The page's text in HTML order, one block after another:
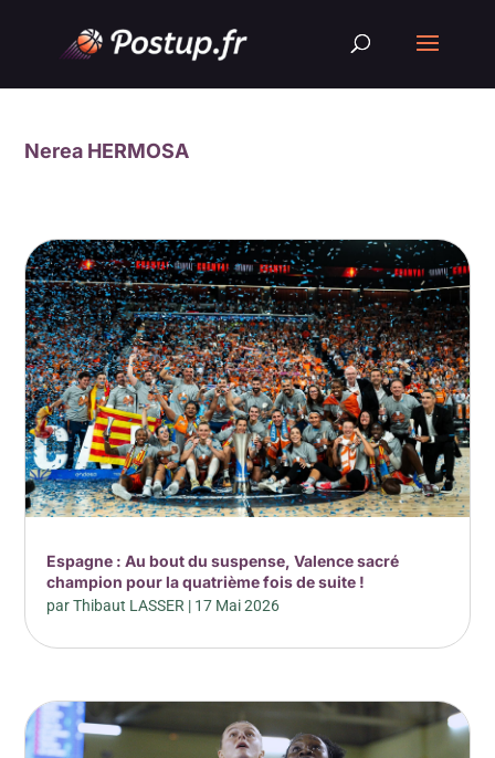
Nerea HERMOSA
Espagne : Au bout du suspense, Valence sacré
champion pour la quatrième fois de suite !
parThibaut LASSER | 17 Mai 2026